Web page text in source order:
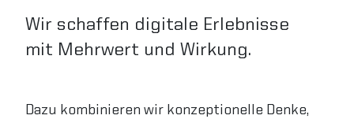
Wir schaffen digitale Erlebnisse
mit Mehrwert und Wirkung.
Dazu kombinieren wir konzeptionelle Denke,